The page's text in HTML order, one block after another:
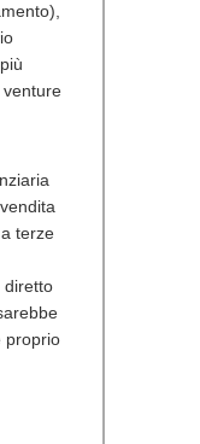
terze
diretto
proprio